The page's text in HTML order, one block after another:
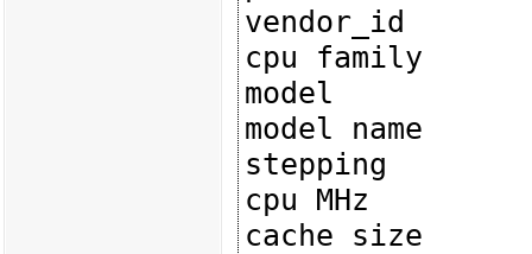
vendor_id
cpu family
model
model name
stepping
cpu MHz
cache size